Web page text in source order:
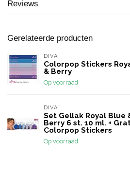
Reviews
Gerelateerde producten
DIVA
Colorpop Stickers
& Berry
Op voorraad
DIVA
Set Gellak Royal Blue
Berry 6 st. 10 ml. +
Colorpop Stickers
Op voorraad